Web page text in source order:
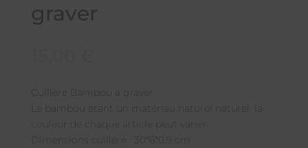
graver
Cuillère Bambou à graver
couleur de chaque article peut varier.
Dimensions cuillère : 30*6*0.9 cm